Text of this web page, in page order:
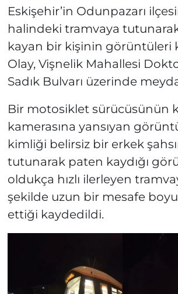
Eskişehir’in Odunpazarı
halindeki tramvaya
kayan bir kişinin görüntüleri
Olay, Vişnelik Mahallesi
Sadık Bulvarı üzerinde
Bir motosiklet sürücüsünün
kamerasına yansıyan
kimliği belirsiz bir erkek
tutunarak paten kaydığı
oldukça hızlı ilerleyen
şekilde uzun bir mesafe
ettiği kaydedildi.